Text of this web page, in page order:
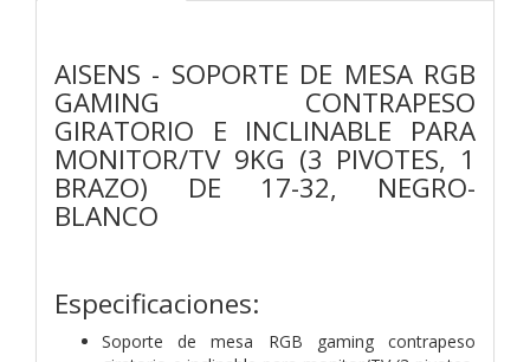
AISENS - SOPORTE DE MESA RGB
GAMING CONTRAPESO
GIRATORIO E INCLINABLE PARA
MONITOR/TV 9KG (3 PIVOTES, 1
BRAZO) DE 17-32, NEGRO-
BLANCO
Especificaciones:
Soporte de mesa RGB gaming contrapeso